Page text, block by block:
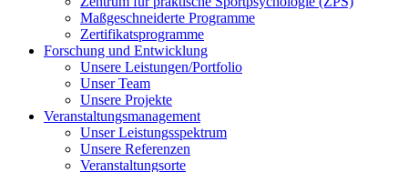
Maßgeschneiderte Programme
Zertifikatsprogramme
Forschung und Entwicklung
Unsere Leistungen/Portfolio
Unser Team
Unsere Projekte
Veranstaltungsmanagement
Unser Leistungsspektrum
Unsere Referenzen
Veranstaltungsorte